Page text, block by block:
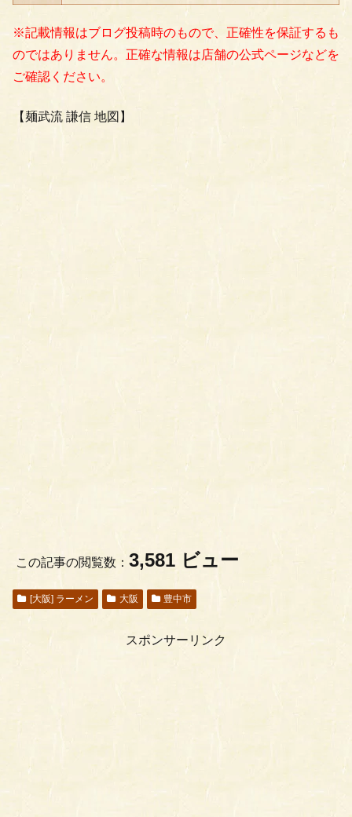
※記載情報はブログ投稿時のもので、正確性を保証するも
のではありません。正確な情報は店舗の公式ページなどを
ご確認ください。
【麺武流 謙信 地図】
この記事の閲覧数： 3,581 ビュー
[大阪] ラーメン 大阪 豊中市
スポンサーリンク